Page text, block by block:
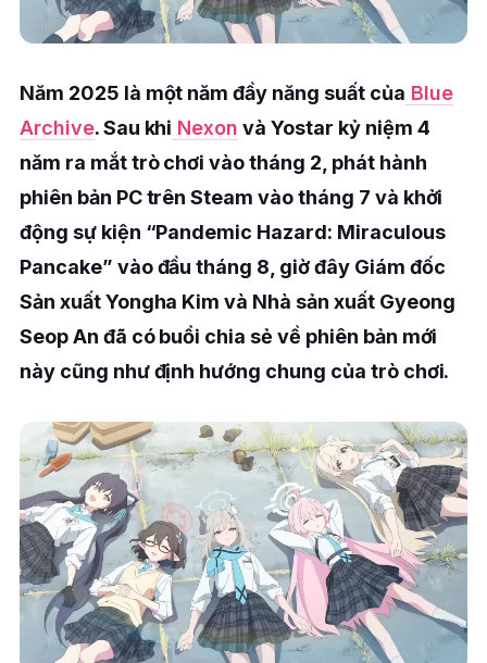
Năm 2025 là một năm đầy năng suất của Blue
Archive. Sau khi Nexon và Yostar kỷ niệm 4
năm ra mắt trò chơi vào tháng 2, phát hành
phiên bản PC trên Steam vào tháng 7 và khởi
động sự kiện “Pandemic Hazard: Miraculous
Pancake” vào đầu tháng 8, giờ đây Giám đốc
Sản xuất Yongha Kim và Nhà sản xuất Gyeong
Seop An đã có buổi chia sẻ về phiên bản mới
này cũng như định hướng chung của trò chơi.